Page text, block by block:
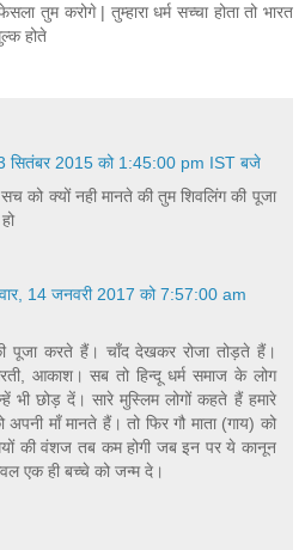
तुम करोगे | तुम्हारा धर्म सच्चा होता तो भारत
होते
सितंबर 2015 को 1:45:00 pm IST बजे
को क्यों नही मानते की तुम शिवलिंग की पूजा
14 जनवरी 2017 को 7:57:00 am
पूजा करते हैं। चाँद देखकर रोजा तोड़ते हैं।
आकाश। सब तो हिन्दू धर्म समाज के लोग
भी छोड़ दें। सारे मुस्लिम लोगों कहते हैं हमारे
अपनी माँ मानते हैं। तो फिर गौ माता (गाय) को
की वंशज तब कम होगी जब इन पर ये कानून
एक ही बच्चे को जन्म दे।